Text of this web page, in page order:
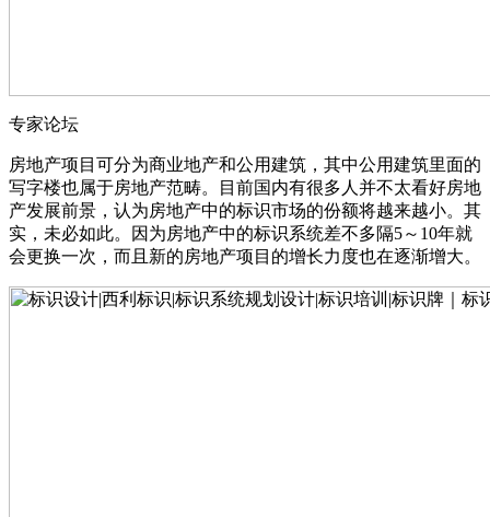
专家论坛
房地产项目可分为商业地产和公用建筑，其中公用建筑里面的
写字楼也属于房地产范畴。目前国内有很多人并不太看好房地
产发展前景，认为房地产中的标识市场的份额将越来越小。其
实，未必如此。因为房地产中的标识系统差不多隔5～10年就
会更换一次，而且新的房地产项目的增长力度也在逐渐增大。